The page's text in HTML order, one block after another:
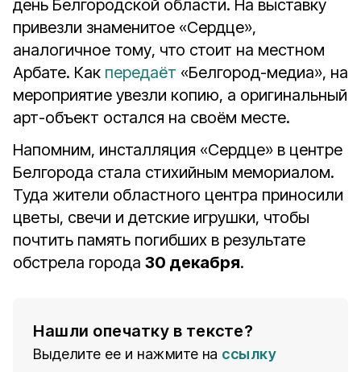
день Белгородской области. На выставку
привезли знаменитое «Сердце»,
аналогичное тому, что стоит на местном
Арбате. Как передаёт «Белгород-медиа», на
мероприятие увезли копию, а оригинальный
арт-объект остался на своём месте.
Напомним, инсталляция «Сердце» в центре
Белгорода стала стихийным мемориалом.
Туда жители областного центра приносили
цветы, свечи и детские игрушки, чтобы
почтить память погибших в результате
обстрела города 30 декабря.
Нашли опечатку в тексте?
Выделите ее и нажмите на ссылку